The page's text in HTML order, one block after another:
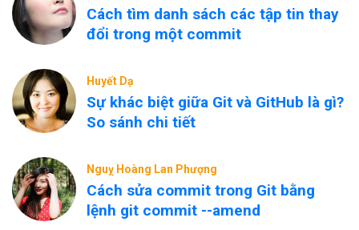
Cách tìm danh sách các tập tin thay
đổi trong một commit
Huyết Dạ
Sự khác biệt giữa Git và GitHub là gì?
So sánh chi tiết
Nguỵ Hoàng Lan Phượng
Cách sửa commit trong Git bằng
lệnh git commit --amend